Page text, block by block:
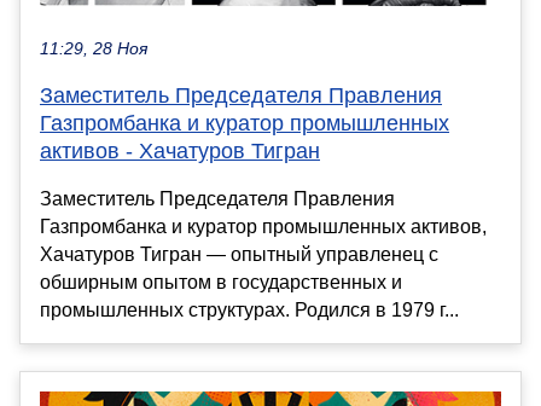
11:29, 28 Ноя
Заместитель Председателя Правления
Газпромбанка и куратор промышленных
активов - Хачатуров Тигран
Заместитель Председателя Правления
Газпромбанка и куратор промышленных активов,
Хачатуров Тигран — опытный управленец с
обширным опытом в государственных и
промышленных структурах. Родился в 1979 г...